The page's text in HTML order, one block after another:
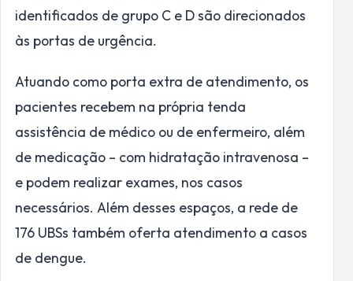
identificados de grupo C e D são direcionados
às portas de urgência.
Atuando como porta extra de atendimento, os
pacientes recebem na própria tenda
assistência de médico ou de enfermeiro, além
de medicação – com hidratação intravenosa –
e podem realizar exames, nos casos
necessários. Além desses espaços, a rede de
176 UBSs também oferta atendimento a casos
de dengue.